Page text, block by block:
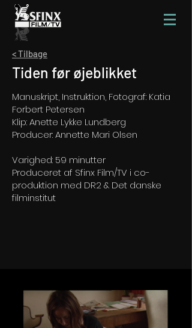
< Tilbage
Tiden før øjeblikket
Manuskript, Instruktion, Fotograf: Katia
Forbert Petersen
Klip: Anette Lykke Lundberg
Producer: Annette Mari Olsen
Varighed: 59 minutter
Produceret af Sfinx Film/TV i co-
produktion med DR2 & Det danske
filminstitut